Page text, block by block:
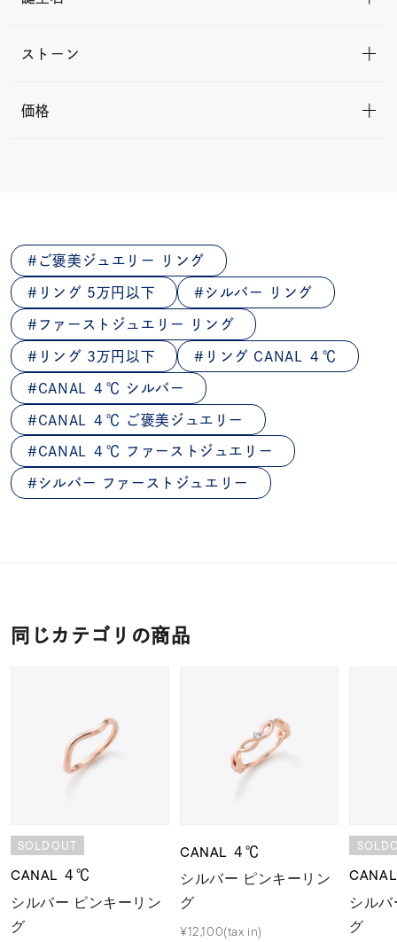
ストーン
価格
ご褒美ジュエリー リング
リング 5万円以下 シルバー リング
ファーストジュエリー リング
リング 3万円以下 リング CANAL ４℃
CANAL ４℃ シルバー
CANAL ４℃ ご褒美ジュエリー
CANAL ４℃ ファーストジュエリー
シルバー ファーストジュエリー
同じカテゴリの商品
SOLDOUT
CANAL ４℃
シルバー ピンキーリン
グ
CANAL ４℃
シルバー ピンキーリン
グ
¥12,100(tax in)
シル
グ